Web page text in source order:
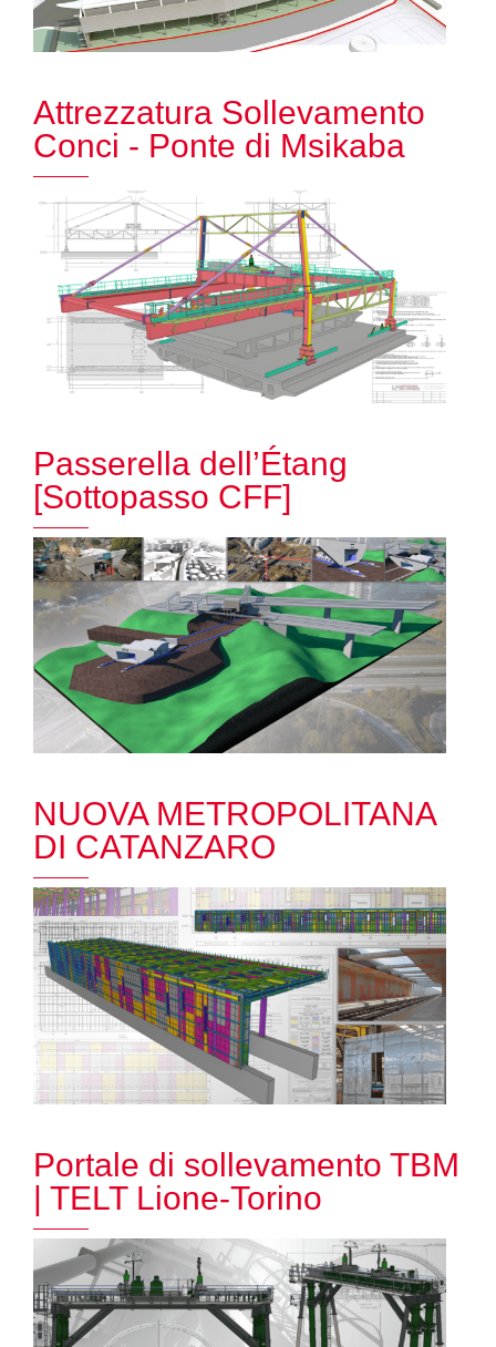
Attrezzatura Sollevamento
Conci - Ponte di Msikaba
Passerella dell’Étang
[Sottopasso CFF]
NUOVA METROPOLITANA
DI CATANZARO
Portale di sollevamento TBM
| TELT Lione-Torino